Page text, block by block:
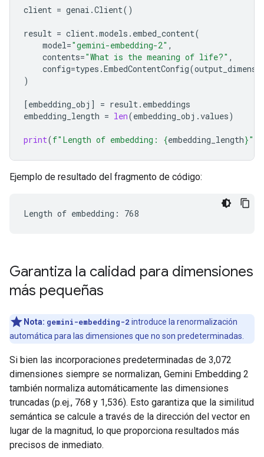
client = genai .Client()
result = client.models . embed_content(
model="gemini-embedding-2" ,
contents="What is the meaning of life?" ,
config=types .EmbedContentConfig(
)
[embedding_obj ] = result. embeddings
embedding_length = len(embedding_obj .values)
print(f"Length of embedding: {embedding_length}"
Ejemplo de resultado del fragmento de código:
Garantiza la calidad para dimensiones
más pequeñas
Nota: gemini-embedding-2introduce la renormalización
automática para las dimensiones que no son predeterminadas.
Si bien las incorporaciones predeterminadas de 3,072
dimensiones siempre se normalizan, Gemini Embedding 2
también normaliza automáticamente las dimensiones
truncadas (p.ej., 768 y 1,536). Esto garantiza que la similitud
semántica se calcule a través de la dirección del vector en
lugar de la magnitud, lo que proporciona resultados más
precisos de inmediato.